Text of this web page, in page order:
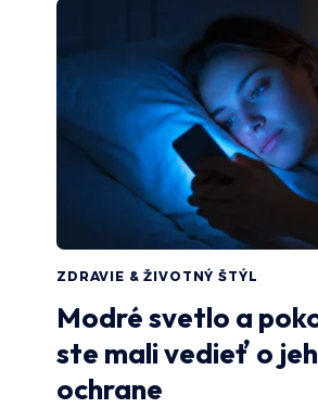
ZDRAVIE & ŽIVOTNÝ ŠTÝL
Modré svetlo a
ste mali vedieť o
ochrane